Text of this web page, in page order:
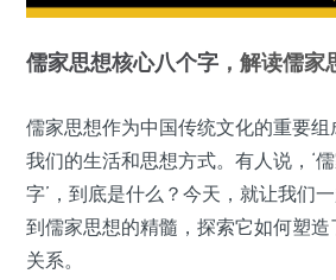
儒家思想核心八个字 ，解读儒
儒家思想作为中国传统文化的重要
我们的生活和思想方式。有人说，‘
字’，到底是什么？今天，就让我们
到儒家思想的精髓，探索它如何塑
关系。